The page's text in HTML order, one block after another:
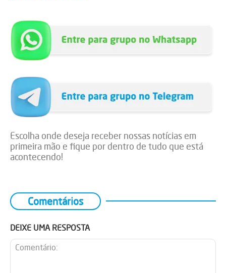
Escolha onde deseja receber nossas notícias em
primeira mão e fique por dentro de tudo que está
acontecendo!
Comentários
DEIXE UMA RESPOSTA